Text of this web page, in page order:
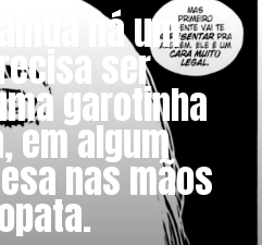
há um
ser
garotinha
em algum
nas mãos